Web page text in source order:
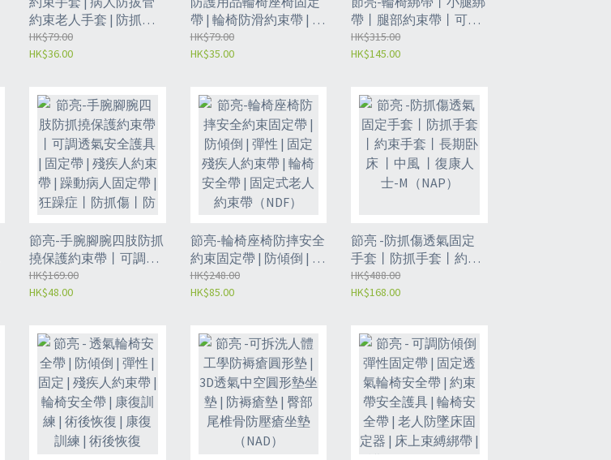
約束老人手套 | 防抓撓
成人固定約束帶-【雙面
透氣款（帶防抓板加長
HK$79.00
HK$36.00
帶 | 輪椅防滑約束帶 | 便
捷式輪椅安全帶 | 安全
固定約束帶（NES）
HK$79.00
HK$35.00
帶丨腿部約束帶丨可調
鬆緊丨透氣舒適丨可水
洗丨藍色丨（NDU）
HK$315.00
HK$145.00
節亮-手腕腳腕四肢防抓
撓保護約束帶丨可調透
氣安全護具 | 固定帶 | 殘
疾人約束帶 | 躁動病人
傷丨防自殘| 護理用品丨
JEA
HK$169.00
HK$48.00
節亮-輪椅座椅防摔安全
約束固定帶 | 防傾倒 | 彈
性 | 固定殘疾人約束帶 |
輪椅安全帶 | 固定式老
HK$248.00
HK$85.00
節亮 -防抓傷透氣固定
手套丨防抓手套丨約束
手套丨長期卧床 丨中風
丨復康人士-M（NAP）
HK$488.00
HK$168.00